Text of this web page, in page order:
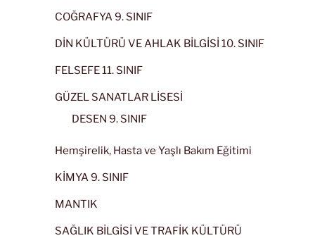
COĞRAFYA 9. SINIF
DİN KÜLTÜRÜ VE AHLAK BİLGİSİ 10. SINIF
FELSEFE 11. SINIF
GÜZEL SANATLAR LİSESİ
DESEN 9. SINIF
Hemşirelik, Hasta ve Yaşlı Bakım Eğitimi
KİMYA 9. SINIF
MANTIK
SAĞLIK BİLGİSİ VE TRAFİK KÜLTÜRÜ